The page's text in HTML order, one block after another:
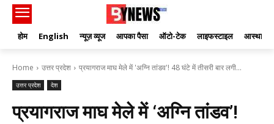
होम English न्यूज़ व्यूज आपका पैसा ऑटो-टेक लाइफस्टाइल आस्था
Home उत्तर प्रदेश प्रयागराज माघ मेले में 'अग्नि तांडव'! 48 घंटे में तीसरी बार लगी...
उत्तर प्रदेश देश
प्रयागराज माघ मेले में ‘अग्नि तांडव’!